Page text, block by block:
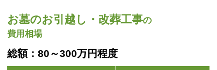
お墓のお引越し・改葬工事の
費用相場
総額：80～300万円程度